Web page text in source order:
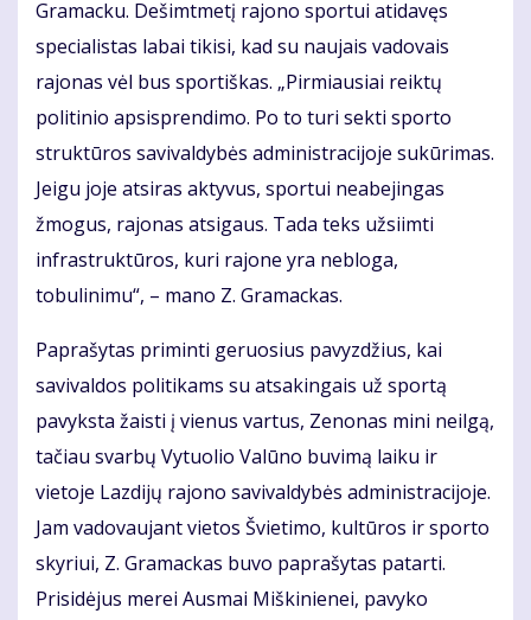
Gramacku. Dešimtmetį rajono sportui atidavęs
specialistas labai tikisi, kad su naujais vadovais
rajonas vėl bus sportiškas. „Pirmiausiai reiktų
politinio apsisprendimo. Po to turi sekti sporto
struktūros savivaldybės administracijoje sukūrimas.
Jeigu joje atsiras aktyvus, sportui neabejingas
žmogus, rajonas atsigaus. Tada teks užsiimti
infrastruktūros, kuri rajone yra nebloga,
tobulinimu“, – mano Z. Gramackas.
Paprašytas priminti geruosius pavyzdžius, kai
savivaldos politikams su atsakingais už sportą
pavyksta žaisti į vienus vartus, Zenonas mini neilgą,
tačiau svarbų Vytuolio Valūno buvimą laiku ir
vietoje Lazdijų rajono savivaldybės administracijoje.
Jam vadovaujant vietos Švietimo, kultūros ir sporto
skyriui, Z. Gramackas buvo paprašytas patarti.
Prisidėjus merei Ausmai Miškinienei, pavyko